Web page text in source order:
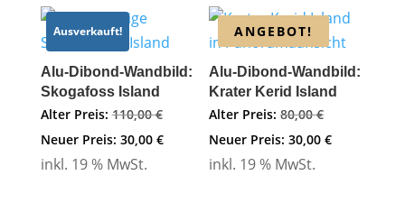
Ausverkauft!
Alu-Dibond-Wandbild:
Skogafoss Island
Alter Preis: 110,00€Ursprünglicher
Preis
Neuer Preis: 30,00 €Aktueller
inkl. 19 % MwSt.
ANGEBOT!
Alu-Dibond-Wandbild:
Krater Kerid Island
Alter Preis: 80,00€
Preis
Neuer Preis: 30,00€Aktueller
inkl. 19 % MwSt.